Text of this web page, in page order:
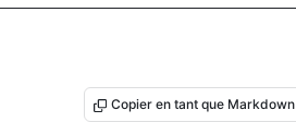
Copier en tant que Markdown